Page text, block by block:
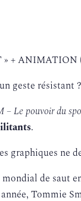
+ ANIMATION
geste résistant ?
– Le pouvoir du
.
graphiques ne
de saut
Tommie